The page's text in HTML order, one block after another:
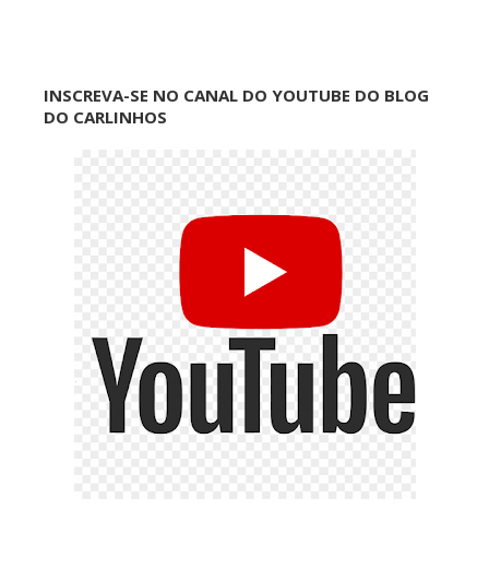
INSCREVA-SE NO CANAL DO YOUTUBE DO BLOG
DO CARLINHOS